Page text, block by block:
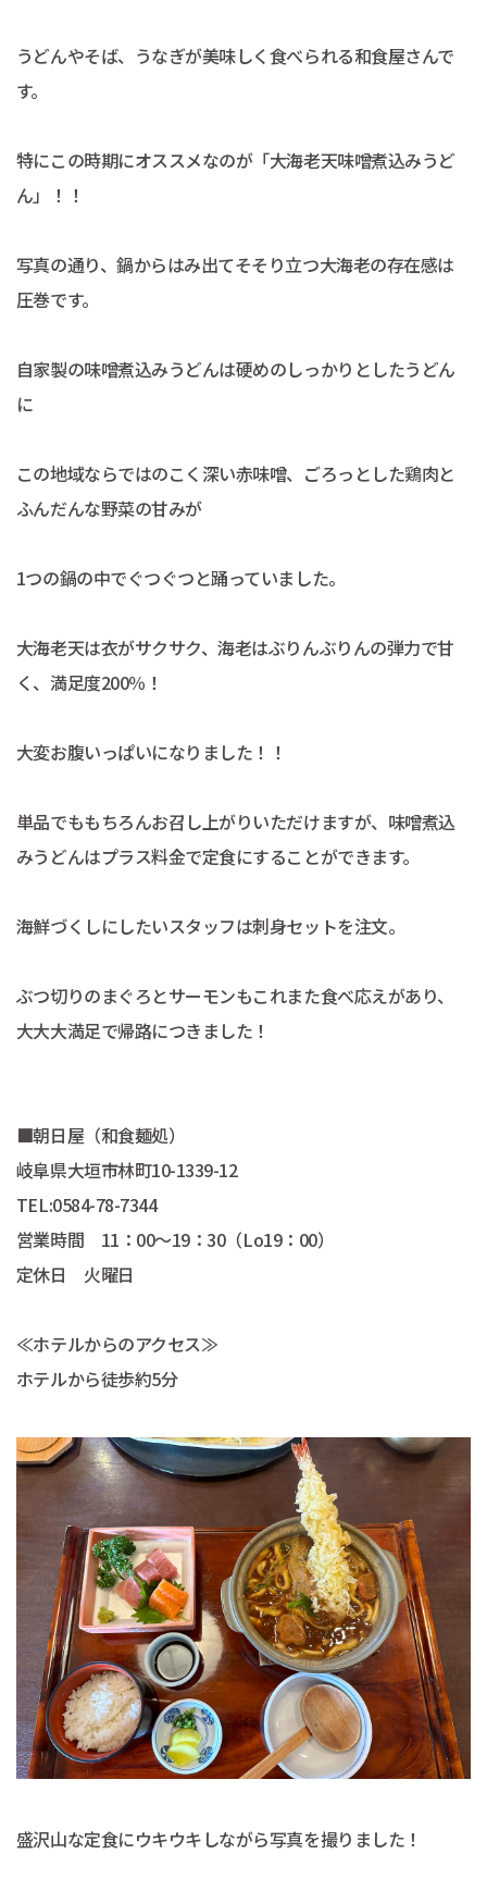
うどんやそば、うなぎが美味しく食べられる和食屋さんで
す。
特にこの時期にオススメなのが「大海老天味噌煮込みうど
ん」！！
写真の通り、鍋からはみ出てそそり立つ大海老の存在感は
圧巻です。
自家製の味噌煮込みうどんは硬めのしっかりとしたうどん
に
この地域ならではのこく深い赤味噌、ごろっとした鶏肉と
ふんだんな野菜の甘みが
1つの鍋の中でぐつぐつと踊っていました。
大海老天は衣がサクサク、海老はぶりんぶりんの弾力で甘
く、満足度200％！
大変お腹いっぱいになりました！！
単品でももちろんお召し上がりいただけますが、味噌煮込
みうどんはプラス料金で定食にすることができます。
海鮮づくしにしたいスタッフは刺身セットを注文。
ぶつ切りのまぐろとサーモンもこれまた食べ応えがあり、
大大大満足で帰路につきました！
■朝日屋（和食麺処）
岐阜県大垣市林町10-1339-12
TEL:0584-78-7344
営業時間 11：00～19：30（Lo19：00）
定休日 火曜日
≪ホテルからのアクセス≫
ホテルから徒歩約5分
盛沢山な定食にウキウキしながら写真を撮りました！